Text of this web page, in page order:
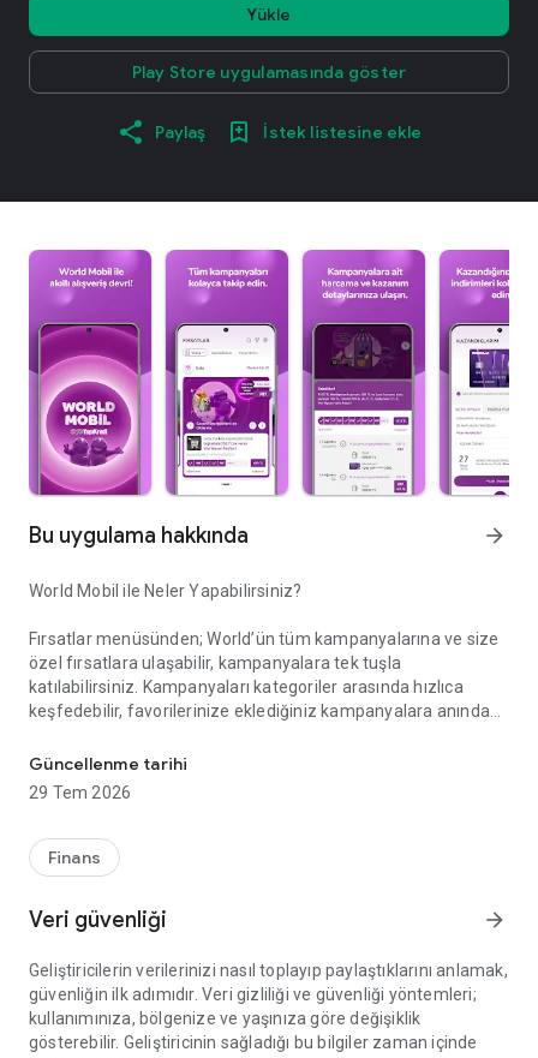
Yükle
Play Store uygulamasında göster
Paylaş İstek listesine ekle
Bu uygulama hakkında arrow_forward
World Mobil ile Neler Yapabilirsiniz?
Fırsatlar menüsünden; World’ün tüm kampanyalarına ve size
özel fırsatlara ulaşabilir, kampanyalara tek tuşla
katılabilirsiniz. Kampanyaları kategoriler arasında hızlıca
keşfedebilir, favorilerinize eklediğiniz kampanyalara anında
aradığınız kampanyayı kolayca bulabilir, kampanya
katılımlarınızı, kazanım süreçlerinizi ve elde ettiğiniz puan ile
Kazandıklarım menüsünden; Kredi kartlarınız, TLcard’larınız
kazandığınız puan ve indirimleri görüntüleyebilir, harcadığınız
World Pay menüsünden; QR Kod ile Öde özelliği sayesinde
kart veya hesabınızdan zahmetsizce ödeme yapabilirsiniz.
Güncellenme tarihi
29 Tem 2026
Finans
Veri güvenliği arrow_forward
Geliştiricilerin verilerinizi nasıl toplayıp paylaştıklarını anlamak,
güvenliğin ilk adımıdır. Veri gizliliği ve güvenliği yöntemleri;
kullanımınıza, bölgenize ve yaşınıza göre değişiklik
gösterebilir. Geliştiricinin sağladığı bu bilgiler zaman içinde